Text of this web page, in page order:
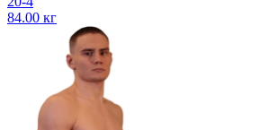
84.00 кг